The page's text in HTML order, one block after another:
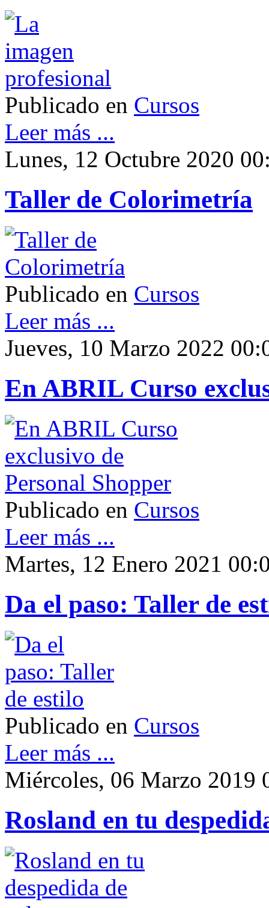
Publicado en Cursos
Leer más ...
Lunes, 12 Octubre 2020
Taller de Colorimetría
Publicado en Cursos
Leer más ...
Jueves, 10 Marzo 2022
En ABRIL Curso
Publicado en Cursos
Leer más ...
Martes, 12 Enero 2021
Da el paso: Taller de
Publicado en Cursos
Leer más ...
Miércoles, 06 Marzo 2019
Rosland en tu